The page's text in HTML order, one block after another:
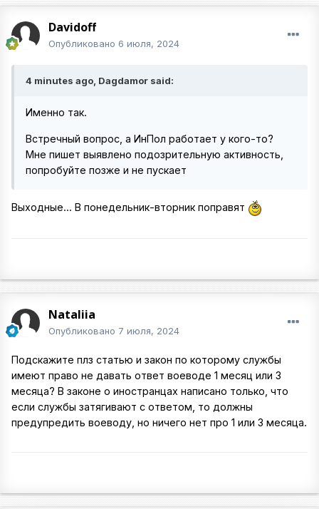
Davidoff
Опубликовано 6 июля, 2024
4 minutes ago, Dagdamor said:
Именно так.
Встречный вопрос, а ИнПол работает у кого-то?
Мне пишет выявлено подозрительную активность,
попробуйте позже и не пускает
Выходные... В понедельник-вторник поправят
Nataliia
Опубликовано 7 июля, 2024
Подскажите плз статью и закон по которому службы
имеют право не давать ответ воеводе 1 месяц или 3
месяца? В законе о иностранцах написано только, что
если службы затягивают с ответом, то должны
предупредить воеводу, но ничего нет про 1 или 3 месяца.